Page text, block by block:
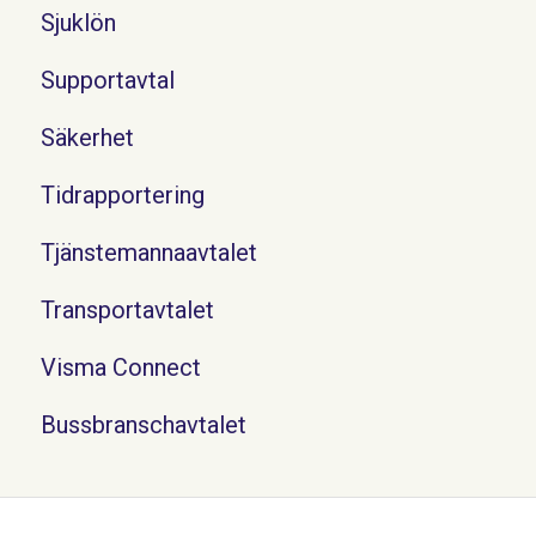
Sjuklön
Supportavtal
Säkerhet
Tidrapportering
Tjänstemannaavtalet
Transportavtalet
Visma Connect
Bussbranschavtalet